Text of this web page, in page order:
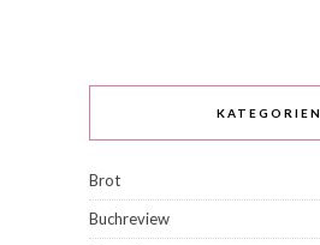
KATEGORIEN
Brot
Buchreview